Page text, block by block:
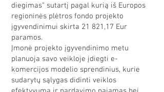
diegimas“ sutartį pagal kurią iš Europos
regioninės plėtros fondo projekto
įgyvendinimui skirta 21 821,17 Eur
paramos.
Įmonė projekto įgyvendinimo metu
planuoja savo veikloje įdiegti e-
komercijos modelio sprendinius, kurie
sudarytų sąlygas didinti veiklos